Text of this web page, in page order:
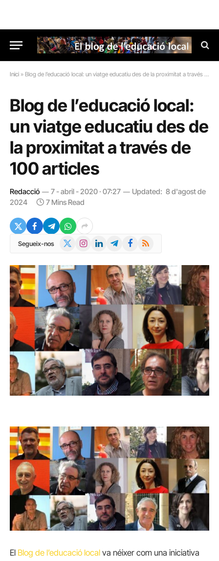
Inici » Blog de l’educació local: un viatge educatiu des de la proximitat a través de 100 articles
Blog de l’educació local:
un viatge educatiu des de
la proximitat a través de
100 articles
Redacció 7 - abril - 2020 · 07:27 Updated: 8 d'agost de
2024
7 Mins Read
Segueix-nos InstagramLinkedInTelegramFacebook
RSS
El Blog de l’educació local va néixer com una iniciativa